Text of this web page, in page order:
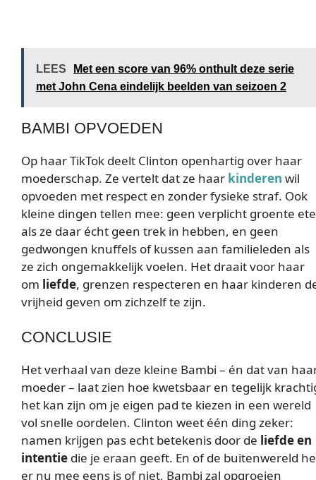
LEES
Met een score van 96% onthult deze serie
met John Cena eindelijk beelden van seizoen 2
BAMBI OPVOEDEN
Op haar TikTok deelt Clinton openhartig over haar
moederschap. Ze vertelt dat ze haar kinderen wil
opvoeden met respect en zonder fysieke straf. Ook
kleine dingen tellen mee: geen verplicht groente
als ze daar écht geen trek in hebben, en geen
gedwongen knuffels of kussen aan familieleden als
ze zich ongemakkelijk voelen. Het draait voor haar
om liefde, grenzen respecteren en haar kinderen
vrijheid geven om zichzelf te zijn.
CONCLUSIE
Het verhaal van deze kleine Bambi – én dat van
moeder – laat zien hoe kwetsbaar en tegelijk
het kan zijn om je eigen pad te kiezen in een wereld
vol snelle oordelen. Clinton weet één ding zeker:
namen krijgen pas echt betekenis door de liefde en
intentie die je eraan geeft. En of de buitenwereld
er nu mee eens is of niet, Bambi zal opgroeien